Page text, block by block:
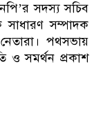
সদস্য সচিব
সম্পাদক
পথসভায়
ও সমর্থন প্রকাশ